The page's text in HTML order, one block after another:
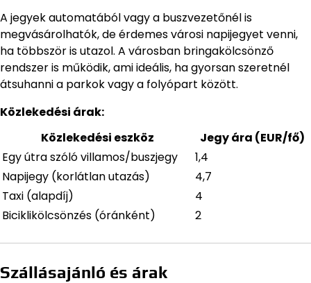
A jegyek automatából vagy a buszvezetőnél is
megvásárolhatók, de érdemes városi napijegyet venni,
ha többször is utazol. A városban bringakölcsönző
rendszer is működik, ami ideális, ha gyorsan szeretnél
átsuhanni a parkok vagy a folyópart között.
Közlekedési árak:
Közlekedési eszköz
Jegy ára (EUR/fő)
Egy útra szóló villamos/buszjegy
1,4
Napijegy (korlátlan utazás)
4,7
Taxi (alapdíj)
4
Biciklikölcsönzés (óránként)
2
Szállásajánló és árak